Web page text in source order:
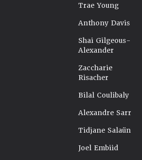
Trae Young
Anthony Davis
Shai Gilgeous-
Alexander
Zaccharie
Risacher
Bilal Coulibaly
Alexandre Sarr
Tidjane Salaün
Joel Embiid